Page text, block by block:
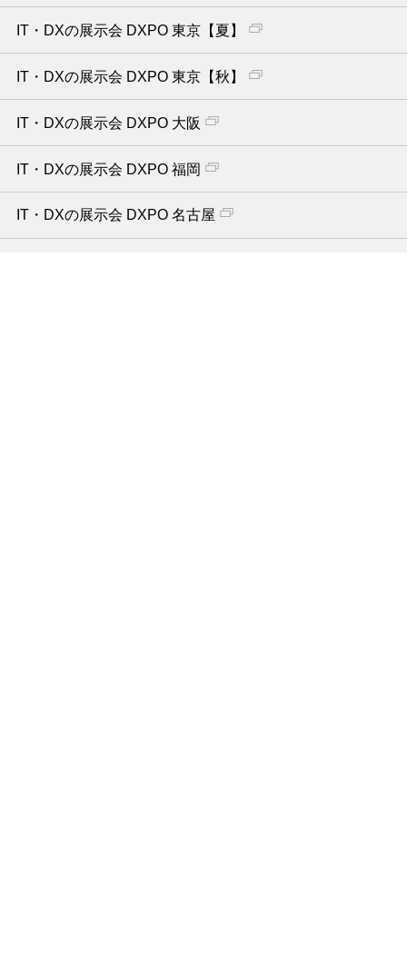
IT・DXの展示会 DXPO 東京【夏】
IT・DXの展示会 DXPO 東京【秋】
IT・DXの展示会 DXPO 大阪
IT・DXの展示会 DXPO 福岡
IT・DXの展示会 DXPO 名古屋